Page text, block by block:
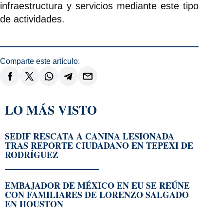
infraestructura y servicios mediante este tipo
de actividades.
Comparte este artículo:
LO MÁS VISTO
SEDIF RESCATA A CANINA LESIONADA
TRAS REPORTE CIUDADANO EN TEPEXI DE
RODRÍGUEZ
EMBAJADOR DE MÉXICO EN EU SE REÚNE
CON FAMILIARES DE LORENZO SALGADO
EN HOUSTON